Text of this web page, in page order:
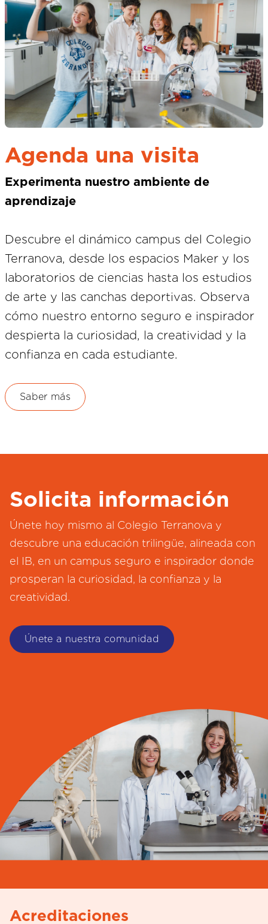
Agenda una visita
Experimenta nuestro ambiente de
aprendizaje
Descubre el dinámico campus del Colegio
Terranova, desde los espacios Maker y los
laboratorios de ciencias hasta los estudios
de arte y las canchas deportivas. Observa
cómo nuestro entorno seguro e inspirador
despierta la curiosidad, la creatividad y la
confianza en cada estudiante.
Saber más
Solicita información
Únete hoy mismo al Colegio Terranova y
descubre una educación trilingüe, alineada con
el IB, en un campus seguro e inspirador donde
prosperan la curiosidad, la confianza y la
creatividad.
Únete a nuestra comunidad
Acreditaciones